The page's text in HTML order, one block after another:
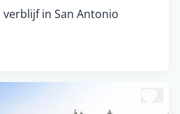
in San Antonio